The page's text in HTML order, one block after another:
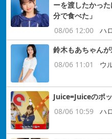
ーを渡したかっ
分で食べた」
08/06 12:00
ハ
鈴木もあちゃん
08/06 11:01
ウ
Juice=Juiceのポ
08/06 10:59
ハ